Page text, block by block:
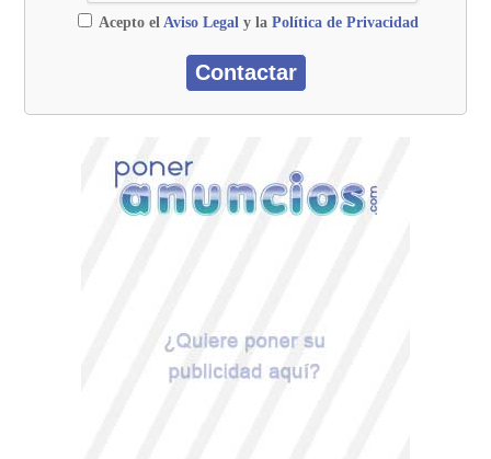
Acepto el Aviso Legal y la Política de Privacidad